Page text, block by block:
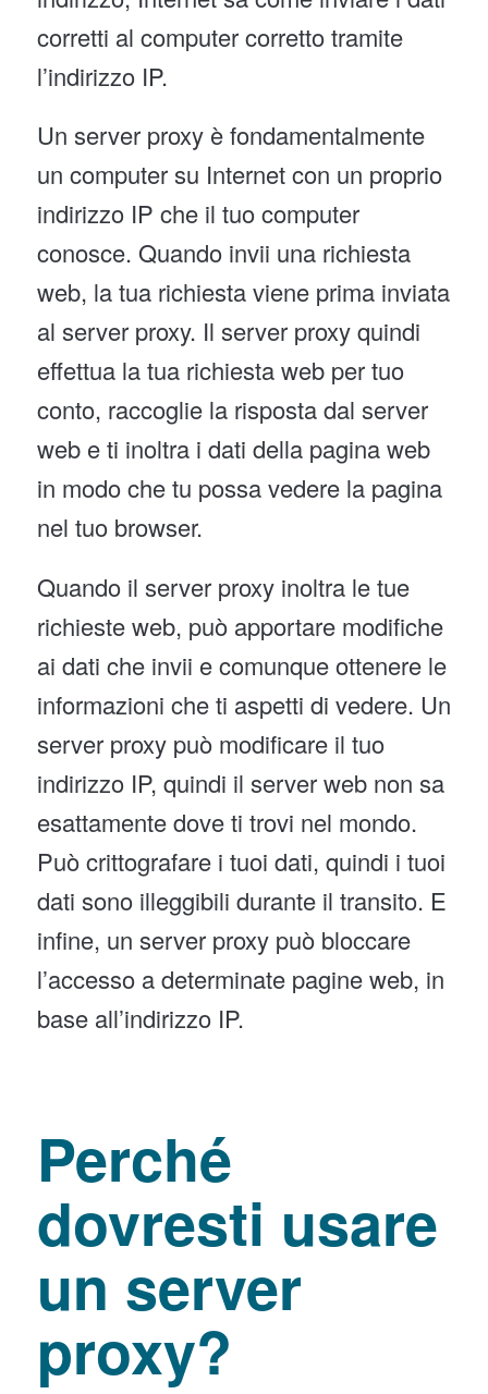
corretti al computer corretto tramite
l’indirizzo IP.
Un server proxy è fondamentalmente
un computer su Internet con un proprio
indirizzo IP che il tuo computer
conosce. Quando invii una richiesta
web, la tua richiesta viene prima inviata
al server proxy. Il server proxy quindi
effettua la tua richiesta web per tuo
conto, raccoglie la risposta dal server
web e ti inoltra i dati della pagina web
in modo che tu possa vedere la pagina
nel tuo browser.
Quando il server proxy inoltra le tue
richieste web, può apportare modifiche
ai dati che invii e comunque ottenere le
informazioni che ti aspetti di vedere. Un
server proxy può modificare il tuo
indirizzo IP, quindi il server web non sa
esattamente dove ti trovi nel mondo.
Può crittografare i tuoi dati, quindi i tuoi
dati sono illeggibili durante il transito. E
infine, un server proxy può bloccare
l’accesso a determinate pagine web, in
base all’indirizzo IP.
Perché
dovresti usare
un server
proxy?